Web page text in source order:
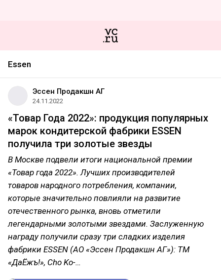
Essen
Эссен Продакшн АГ
24.11.2022
«Товар Года 2022»: продукция популярных
марок кондитерской фабрики ESSEN
получила три золотые звезды
В Москве подвели итоги национальной премии
«Товар года 2022». Лучших производителей
товаров народного потребления, компании,
которые значительно повлияли на развитие
отечественного рынка, вновь отметили
легендарными золотыми звездами. Заслуженную
награду получили сразу три сладких изделия
фабрики ESSEN (АО «Эссен Продакшн АГ»): ТМ
«ДаЁжъ!», Cho Ko-…